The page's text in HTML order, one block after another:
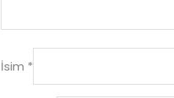
İsim *